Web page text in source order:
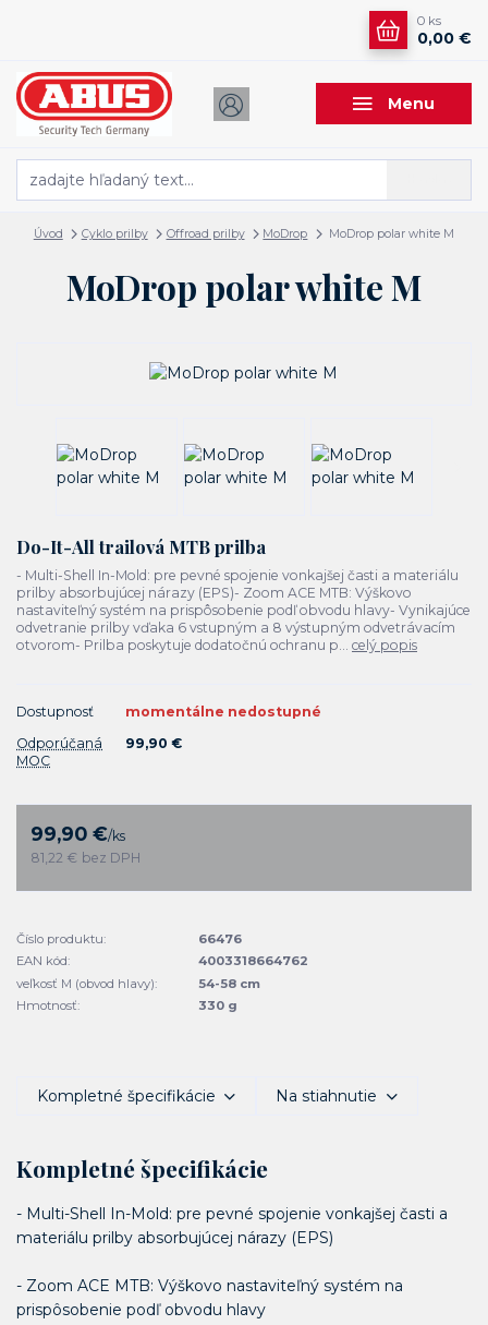
Menu
0 ks
0,00 €
Úvod Cyklo prilby Offroad prilby MoDrop MoDrop polar white M
MoDrop polar white M
Do-It-All trailová MTB prilba
- Multi-Shell In-Mold: pre pevné spojenie vonkajšej časti a materiálu
prilby absorbujúcej nárazy (EPS)- Zoom ACE MTB: Výškovo
nastaviteľný systém na prispôsobenie podľ obvodu hlavy- Vynikajúce
odvetranie prilby vďaka 6 vstupným a 8 výstupným odvetrávacím
otvorom- Prilba poskytuje dodatočnú ochranu p... celý popis
Dostupnosť
momentálne nedostupné
Odporúčaná
MOC
99,90 €
99,90 €/ks
81,22 € bez DPH
Číslo produktu:
66476
EAN kód:
4003318664762
veľkosť M (obvod hlavy):
54-58 cm
Hmotnosť:
330 g
Kompletné špecifikácie Na stiahnutie
Kompletné špecifikácie
- Multi-Shell In-Mold: pre pevné spojenie vonkajšej časti a
materiálu prilby absorbujúcej nárazy (EPS)
- Zoom ACE MTB: Výškovo nastaviteľný systém na
prispôsobenie podľ obvodu hlavy